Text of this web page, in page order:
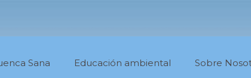
Sana Educación ambiental Sobre